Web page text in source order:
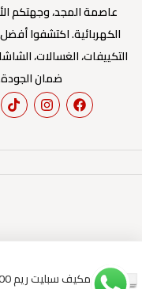
عاصمة المجد، وجهتكم
الكهربائية. اكتشفوا
التكييفات، الغسالات،
ضمان
مكيف سبليت ريم 21000 وحدة – انفرتر – حار و بارد